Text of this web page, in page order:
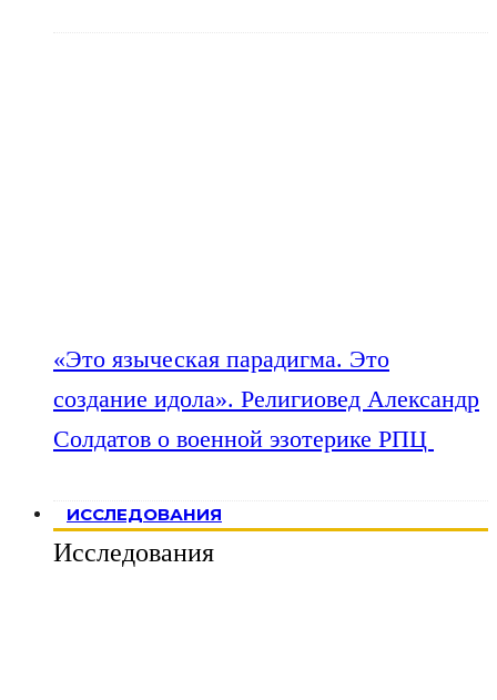
«Это языческая парадигма. Это
создание идола». Религиовед Александр
Солдатов о военной эзотерике РПЦ
ИССЛЕДОВАНИЯ
Исследования